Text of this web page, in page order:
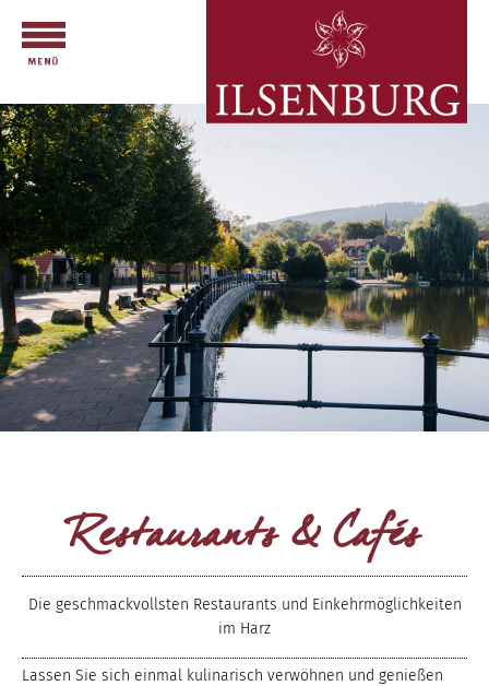
Restaurants & Cafés
Die geschmackvollsten Restaurants und Einkehrmöglichkeiten
im Harz
Lassen Sie sich einmal kulinarisch verwöhnen und genießen